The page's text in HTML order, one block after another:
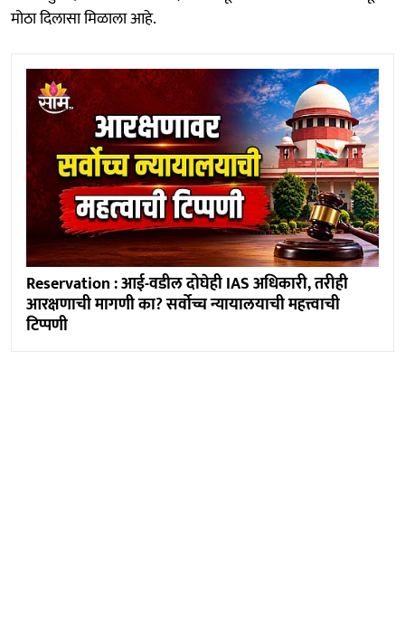
मोठा दिलासा मिळाला आहे.
Reservation : आई-वडील दोघेही IAS अधिकारी, तरीही
आरक्षणाची मागणी का? सर्वोच्च न्यायालयाची महत्त्वाची
टिप्पणी